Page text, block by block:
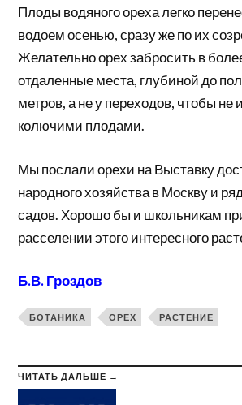
Плоды водяного ореха легко
водоем осенью, сразу же по их
Желательно орех забросить в
отдаленные места, глубиной до
метров, а не у переходов, чтобы не
колючими плодами.
Мы послали орехи на Выставку
народного хозяйства в Москву и
садов. Хорошо бы и школьникам
расселении этого интересного
Б.В. Гроздов
БОТАНИКА ОРЕХ РАСТЕНИЕ
ЧИТАТЬ ДАЛЬШЕ →